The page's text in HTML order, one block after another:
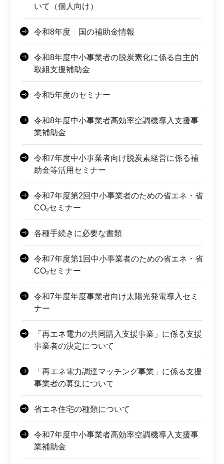
いて（個人向け）
令和8年度 国の補助金情報
令和8年度中小事業者の脱炭素化に係る自主的
取組支援補助金
令和5年度のセミナー
令和8年度中小事業者高効率空調機導入支援事
業補助金
令和7年度中小事業者向け脱炭素経営に係る補
助金等活用セミナー
令和7年度第2回中小事業者のための省エネ・省
CO₂セミナー
各種手続きに必要な書類
令和7年度第1回中小事業者のための省エネ・省
CO₂セミナー
令和7年度年度事業者向け太陽光発電導入セミ
ナー
「再エネ電力の共同購入支援事業」に係る支援
事業者の決定について
「再エネ電力調達マッチング事業」に係る支援
事業者の募集について
省エネ住宅の種類について
令和7年度中小事業者高効率空調機導入支援事
業補助金